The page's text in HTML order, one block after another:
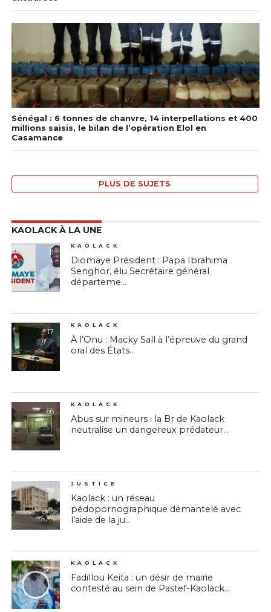
Sénégal : 6 tonnes de chanvre, 14 interpellations et 400
millions saisis, le bilan de l’opération Elol en
Casamance
PLUS DE SUJETS
KAOLACK À LA UNE
11
KAOLACK
Diomaye Président : Papa Ibrahima
Senghor, élu Secrétaire général
départeme...
17
KAOLACK
À l’Onu : Macky Sall à l’épreuve du grand
oral des États...
66
KAOLACK
Abus sur mineurs : la Br de Kaolack
neutralise un dangereux prédateur...
78
JUSTICE
Kaolack : un réseau
pédopornographique démantelé avec
l’aide de la ju...
77
KAOLACK
Fadillou Keita : un désir de mairie
contesté au sein de Pastef-Kaolack...